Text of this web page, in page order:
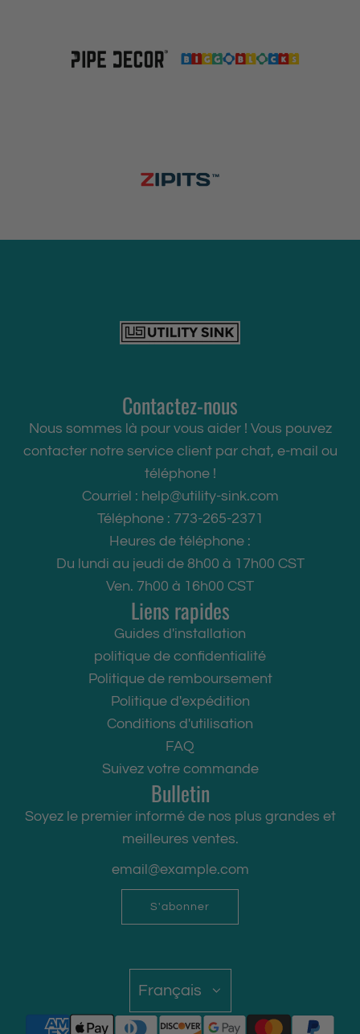
Contactez-nous
Nous sommes là pour vous aider ! Vous pouvez
contacter notre service client par chat, e-mail ou
téléphone !
Courriel : help@utility-sink.com
Téléphone : 773-265-2371
Heures de téléphone :
Du lundi au jeudi de 8h00 à 17h00 CST
Ven. 7h00 à 16h00 CST
Liens rapides
Guides d'installation
politique de confidentialité
Politique de remboursement
Politique d'expédition
Conditions d'utilisation
FAQ
Suivez votre commande
Bulletin
Soyez le premier informé de nos plus grandes et
meilleures ventes.
S'abonner
Français